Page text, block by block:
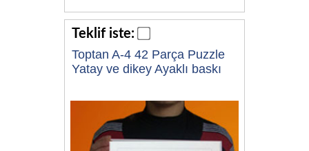
Teklif iste:
Toptan A-4 42 Parça Puzzle
Yatay ve dikey Ayaklı baskı